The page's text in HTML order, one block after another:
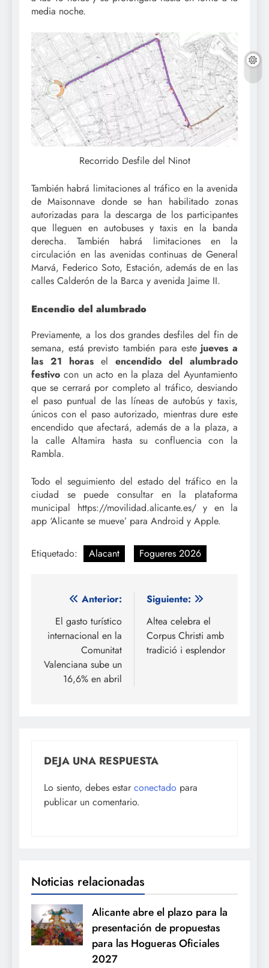
media noche.
Recorrido Desfile del Ninot
También habrá limitaciones al tráfico en la avenida
de Maisonnave donde se han habilitado zonas
autorizadas para la descarga de los participantes
que lleguen en autobuses y taxis en la banda
derecha. También habrá limitaciones en la
circulación en las avenidas continuas de General
Marvá, Federico Soto, Estación, además de en las
calles Calderón de la Barca y avenida Jaime II.
Encendio del alumbrado
Previamente, a los dos grandes desfiles del fin de
semana, está previsto también para estejueves a
las 21 horas el encendido del alumbrado
festivo con un acto en la plaza del Ayuntamiento
que se cerrará por completo al tráfico, desviando
el paso puntual de las líneas de autobús y taxis,
únicos con el paso autorizado, mientras dure este
encendido que afectará, además de a la plaza, a
la calle Altamira hasta su confluencia con la
Rambla.
Todo el seguimiento del estado del tráfico en la
ciudad se puede consultar en la plataforma
municipal https://movilidad.alicante.es/ y en la
app ‘Alicante se mueve’ para Android y Apple.
Etiquetado: Alacant Fogueres 2026
Navegación
de
entradas
Anterior:
El gasto turístico
internacional en la
Comunitat
Valenciana sube un
16,6% en abril
Siguiente:
Altea celebra el
Corpus Christi amb
tradició i esplendor
DEJA UNA RESPUESTA
Lo siento, debes estar conectado para
publicar un comentario.
Noticias relacionadas
Alicante abre el plazo para la
presentación de propuestas
para las Hogueras Oficiales
2027